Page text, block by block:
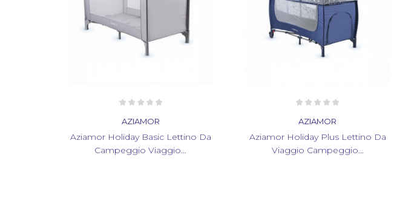
AZIAMOR
Aziamor Holiday Plus Lettino Da
Viaggio Campeggio...
AZIAMOR
Aziamor Holiday Basic Lettino Da
Campeggio Viaggio...